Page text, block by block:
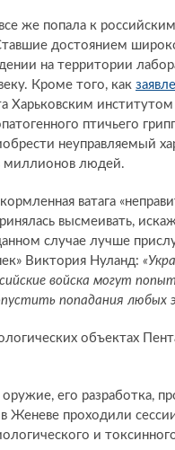
же попала к
достоянием
на территории
Кроме того, как
Харьковским
птичьего
неуправляемый
миллионов людей.
ватага
высмеивать,
случае лучше
Виктория Нуланд:
войска могут
попадания любых
объектах
оружие, его разработка,
Женеве проходили
и